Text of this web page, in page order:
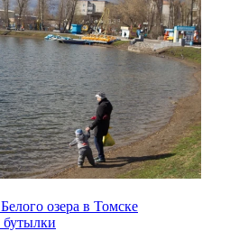
озера в Томске